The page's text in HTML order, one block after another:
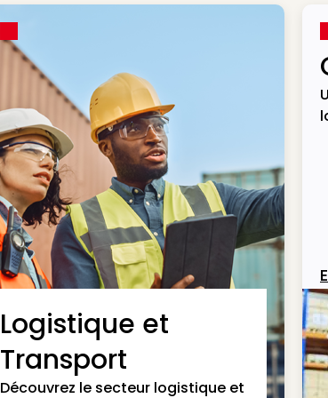
Logistique et
Transport
Découvrez le secteur logistique et